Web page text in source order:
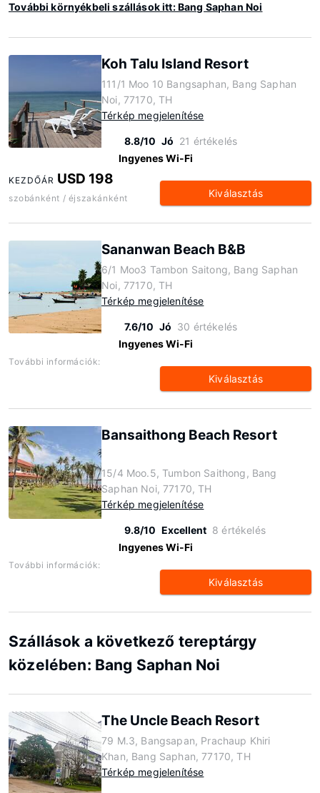
További környékbeli szállások itt: Bang Saphan Noi
Koh Talu Island Resort
111/1 Moo 10 Bangsaphan, Bang Saphan
Noi, 77170, TH
Térkép megjelenítése
8.8/10 Jó 21 értékelés
Ingyenes Wi-Fi
KEZDŐÁR USD 198
szobánként / éjszakánként Kiválasztás
Sananwan Beach B&B
6/1 Moo3 Tambon Saitong, Bang Saphan
Noi, 77170, TH
Térkép megjelenítése
7.6/10 Jó 30 értékelés
Ingyenes Wi-Fi
További információk:
Kiválasztás
Bansaithong Beach Resort
15/4 Moo.5, Tumbon Saithong, Bang
Saphan Noi, 77170, TH
Térkép megjelenítése
9.8/10 Excellent 8 értékelés
Ingyenes Wi-Fi
További információk:
Kiválasztás
Szállások a következő tereptárgy
közelében: Bang Saphan Noi
The Uncle Beach Resort
79 M.3, Bangsapan, Prachaup Khiri
Khan, Bang Saphan, 77170, TH
Térkép megjelenítése